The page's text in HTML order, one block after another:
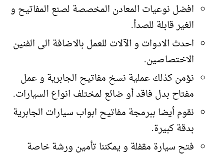
افضل نوعيات المعادن المخصصة لصنع المفاتيح و
الغير قابلة للصدأ.
احدث الادوات و الآلات للعمل بالاضافة الى الفنين
الاختصاصين.
نؤمن كذلك عملية نسخ مفاتيح الجابرية و عمل
مفتاح بدل فاقد أو ضائع لمختلف انواع السيارات.
نقوم أيضا ببرمجة مفاتيح ابواب سيارات الجابرية
بدقة كبيرة.
فتح سيارة مقفلة و يمكننا تأمين ورشة خاصة